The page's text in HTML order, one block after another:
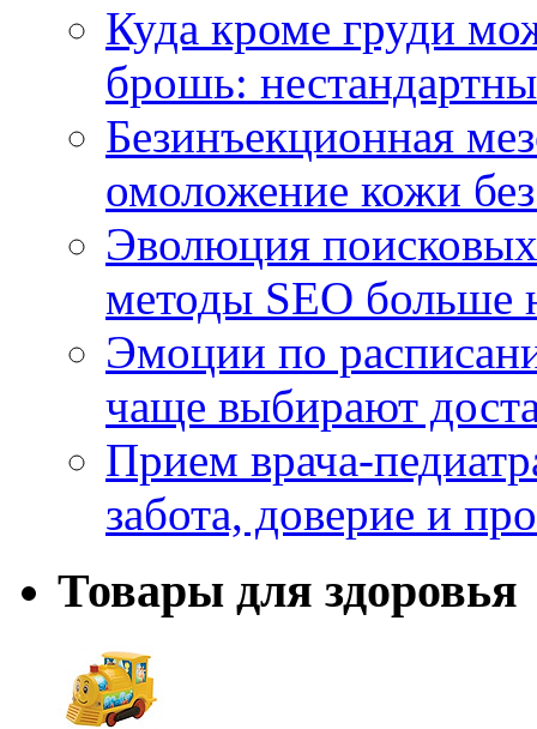
Куда кроме груди
брошь:
Безинъекционная
омоложение кожи
Эволюция
методы SEO больше
Эмоции по
чаще выбирают
Прием врача-
забота, доверие и
Товары для здоровья